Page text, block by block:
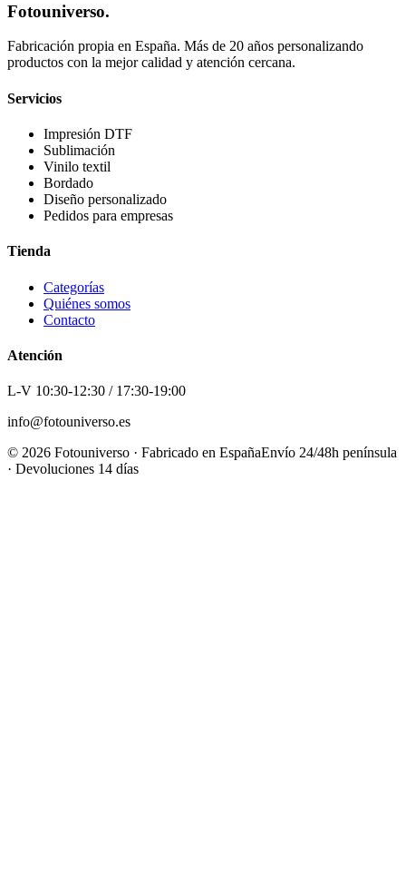
Fotouniverso.
Fabricación propia en España. Más de 20 años personalizando
productos con la mejor calidad y atención cercana.
Servicios
Impresión DTF
Sublimación
Vinilo textil
Bordado
Diseño personalizado
Pedidos para empresas
Tienda
Categorías
Quiénes somos
Contacto
Atención
L-V 10:30-12:30 / 17:30-19:00
info@fotouniverso.es
© 2026 Fotouniverso · Fabricado en EspañaEnvío 24/48h península
· Devoluciones 14 días